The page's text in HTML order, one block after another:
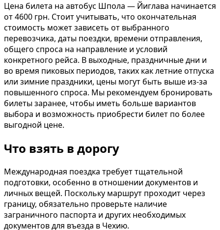
Цена билета на автобус Шпола — Йиглава начинается
от 4600 грн. Стоит учитывать, что окончательная
стоимость может зависеть от выбранного
перевозчика, даты поездки, времени отправления,
общего спроса на направление и условий
конкретного рейса. В выходные, праздничные дни и
во время пиковых периодов, таких как летние отпуска
или зимние праздники, цены могут быть выше из-за
повышенного спроса. Мы рекомендуем бронировать
билеты заранее, чтобы иметь больше вариантов
выбора и возможность приобрести билет по более
выгодной цене.
Что взять в дорогу
Международная поездка требует тщательной
подготовки, особенно в отношении документов и
личных вещей. Поскольку маршрут проходит через
границу, обязательно проверьте наличие
заграничного паспорта и других необходимых
документов для въезда в Чехию.